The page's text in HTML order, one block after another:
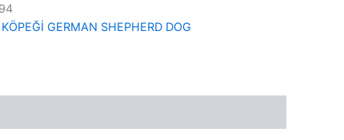
GERMAN SHEPHERD DOG